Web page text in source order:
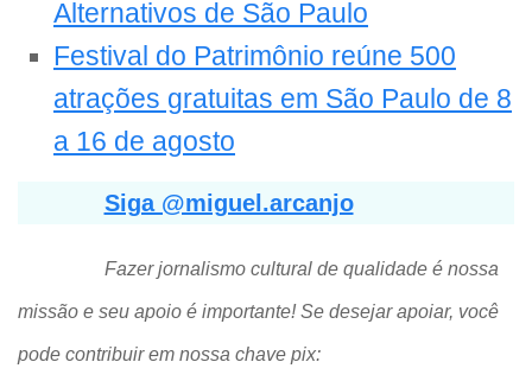
Alternativos de São Paulo
Festival do Patrimônio reúne 500
atrações gratuitas em São Paulo de 8
a 16 de agosto
Siga @miguel.arcanjo
Fazer jornalismo cultural de qualidade é nossa
missão e seu apoio é importante! Se desejar apoiar, você
pode contribuir em nossa chave pix: